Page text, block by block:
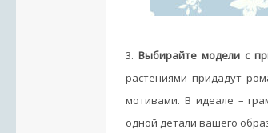
3. Выбирайте модели с
растениями придадут
мотивами. В идеале –
одной детали вашего